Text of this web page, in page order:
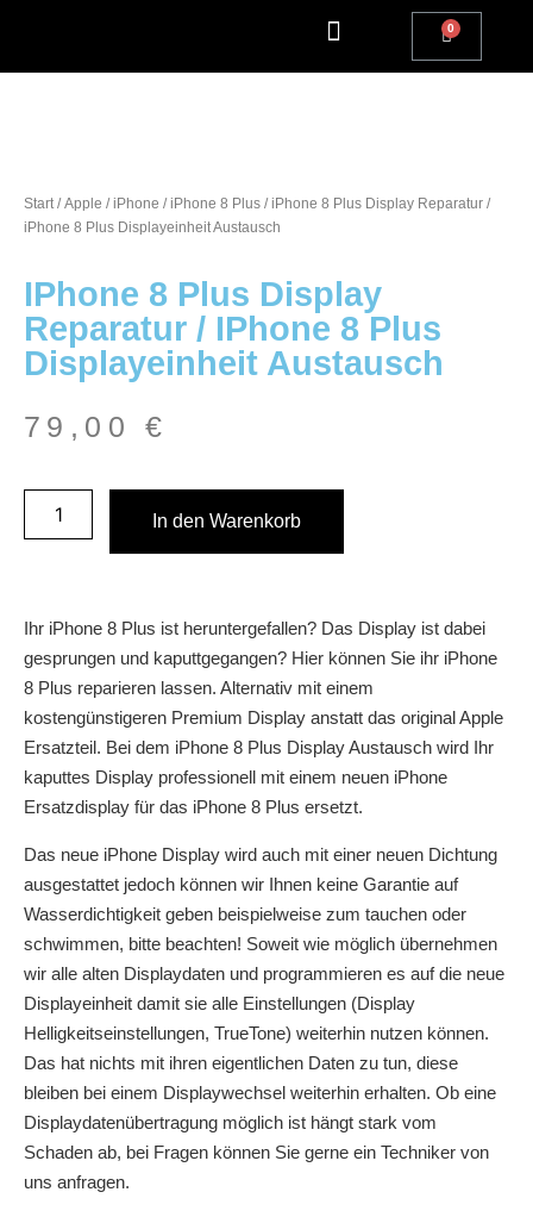
Start/Apple /iPhone /iPhone 8 Plus / iPhone 8 Plus Display Reparatur /
iPhone 8 Plus Displayeinheit Austausch
IPhone 8 Plus Display
Reparatur / IPhone 8 Plus
Displayeinheit Austausch
79,00€
In den Warenkorb
Ihr iPhone 8 Plus ist heruntergefallen? Das Display ist dabei
gesprungen und kaputtgegangen? Hier können Sie ihr iPhone
8 Plus reparieren lassen. Alternativ mit einem
kostengünstigeren Premium Display anstatt das original Apple
Ersatzteil. Bei dem iPhone 8 Plus Display Austausch wird Ihr
kaputtes Display professionell mit einem neuen iPhone
Ersatzdisplay für das iPhone 8 Plus ersetzt.
Das neue iPhone Display wird auch mit einer neuen Dichtung
ausgestattet jedoch können wir Ihnen keine Garantie auf
Wasserdichtigkeit geben beispielweise zum tauchen oder
schwimmen, bitte beachten! Soweit wie möglich übernehmen
wir alle alten Displaydaten und programmieren es auf die neue
Displayeinheit damit sie alle Einstellungen (Display
Helligkeitseinstellungen, TrueTone) weiterhin nutzen können.
Das hat nichts mit ihren eigentlichen Daten zu tun, diese
bleiben bei einem Displaywechsel weiterhin erhalten. Ob eine
Displaydatenübertragung möglich ist hängt stark vom
Schaden ab, bei Fragen können Sie gerne ein Techniker von
uns anfragen.